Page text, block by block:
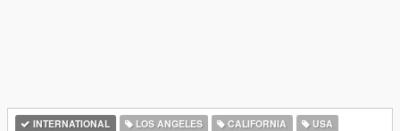
INTERNATIONAL LOS ANGELES CALIFORNIA
USA